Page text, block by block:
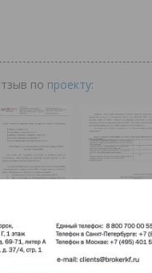
по проекту:
на финансовом